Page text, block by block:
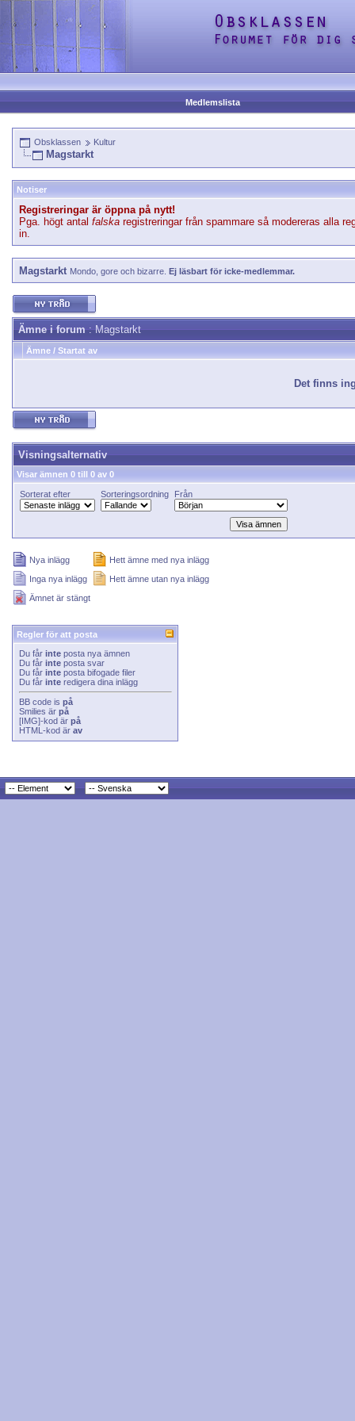
Medlemslista
Obsklassen Kultur
Magstarkt
Notiser
Registreringar är öppna på nytt!
Pga. högt antal falska registreringar från spammare så modereras alla
in.
Magstarkt Mondo, gore och bizarre. Ej läsbart för icke-medlemmar.
Ämne i forum: Magstarkt
Ämne / Startat av
Det finns
Visningsalternativ
Visar ämnen 0 till 0 av 0
Sorterat efter Sorteringsordning Från
Nya inlägg
Hett ämne med nya inlägg
Inga nya inlägg
Hett ämne utan nya inlägg
Ämnet är stängt
Regler för att posta
Du får inte posta nya ämnen
Du får inte posta svar
Du får inte posta bifogade filer
Du får inte redigera dina inlägg
BB code is på
Smilies är på
[IMG]-kod är på
HTML-kod är av